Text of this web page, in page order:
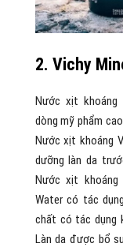
2. Vichy
Nước xịt khoáng
dòng mỹ phẩm
Nước xịt khoáng
dưỡng làn da
Nước xịt khoáng
Water có tác
chất có tác dụng
Làn da được bổ